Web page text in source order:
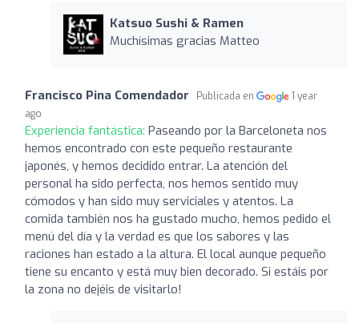
Katsuo Sushi & Ramen
Muchísimas gracias Matteo
Francisco Pina Comendador Publicada en
1 year
ago
Experiencia fantástica: Paseando por la Barceloneta nos
hemos encontrado con este pequeño restaurante
japonés, y hemos decidido entrar. La atención del
personal ha sido perfecta, nos hemos sentido muy
cómodos y han sido muy serviciales y atentos. La
comida también nos ha gustado mucho, hemos pedido el
menú del día y la verdad es que los sabores y las
raciones han estado a la altura. El local aunque pequeño
tiene su encanto y está muy bien decorado. Si estáis por
la zona no dejéis de visitarlo!